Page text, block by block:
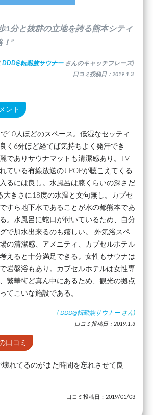
1分と抜群の立地を誇る熊本シティ
！”
DDD@転勤族サウナー さんのキャッチフレーズ)
口コミ投稿日：2019.1.3
ント
10人ほどのスペース。低湿なセッティ
く6分ほど経てば気持ちよく発汗でき
でありサウナマットも清潔感あり。TV
ている有線放送のJ POPが聴こえてくる
るには良し。水風呂は膝くらいの深さだ
大きさに18度の水温と文句無し。カプセ
すら地下水であることが水の都熊本であ
。水風呂に蛇口が付いているため、自分
で加水出来るのも嬉しい。 外気浴スペ
の清潔感、アメニティ、カプセルホテル
えると十分満足できる。女性もサウナは
岩盤浴もあり。カプセルホテルは女性専
繁華街ど真ん中にあるため、観光の拠点
てこいな施設である。
( DDD@転勤族サウナー さん)
口コミ投稿日：2019.1.3
口コミ
壊れてるのがまた時間を忘れさせて良
口コミ投稿日：2019/01/03